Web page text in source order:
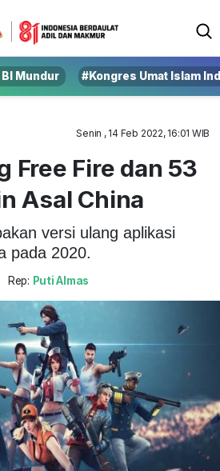
Mundur #Kongres Umat Islam
Senin , 14 Feb 2022, 16:01 WIB
Free Fire dan 53
Asal China
versi ulang aplikasi
pada 2020.
Rep: Puti Almas